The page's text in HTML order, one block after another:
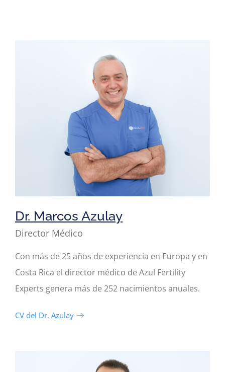
Dr. Marcos Azulay
Director Médico
Con más de 25 años de experiencia en Europa y en
Costa Rica el director médico de Azul Fertility
Experts genera más de 252 nacimientos anuales.
CV del Dr. Azulay